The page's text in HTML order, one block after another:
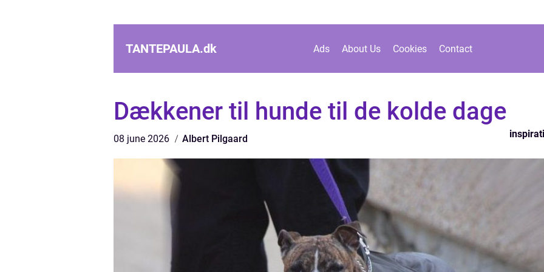
TANTEPAULA.dk Ads About Us Cookies Contact
Dækkener til hunde til de kolde dage
08 june 2026 Albert Pilgaard